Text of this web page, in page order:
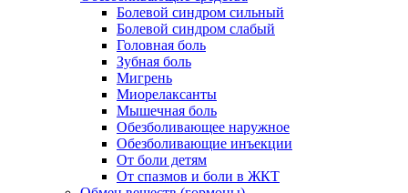
Болевой синдром сильный
Болевой синдром слабый
Головная боль
Зубная боль
Мигрень
Миорелаксанты
Мышечная боль
Обезболивающее наружное
Обезболивающие инъекции
От боли детям
От спазмов и боли в ЖКТ